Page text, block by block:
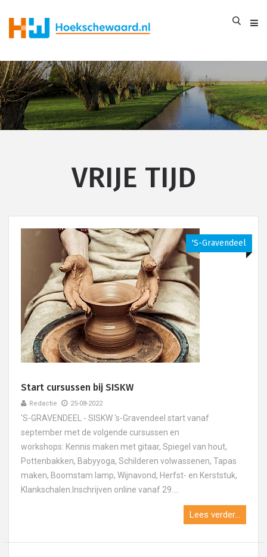
VRIJE TIJD
's-Gravendeel
Start cursussen bij SISKW
Redactie 25-08-2022
'S-GRAVENDEEL - SISKW 's-Gravendeel start vanaf
september met de volgende cursussen en
workshops: Kennis maken met gitaar, Spiegel van hout,
Pottenbakken, Babyyoga, Schilderen volwassenen, Tapas
maken, Boomstam lamp, Wijnavond, Herfst- en Kerststuk,
Klankschalen.Inschrijven online vanaf 29....
Lees verder...